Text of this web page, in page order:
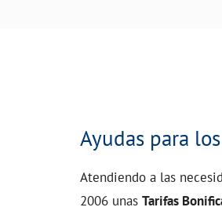
Ayudas para
Atendiendo a las
2006 unas Tarifas